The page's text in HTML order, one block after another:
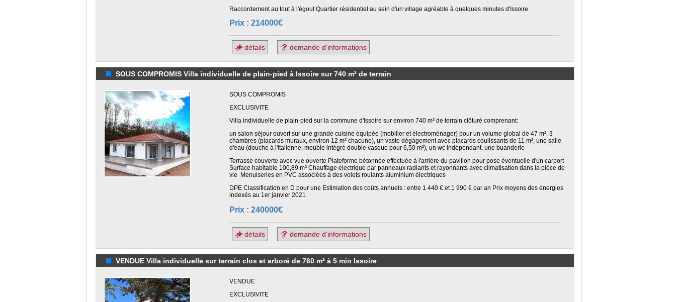
Raccordement au tout à l'égout Quartier résidentiel au sein d'un village agréable à quelques minutes d'Issoire
Prix : 214000€
détails demande d'informations
SOUS COMPROMIS Villa individuelle de plain-pied à Issoire sur 740 m² de terrain
SOUS COMPROMIS
EXCLUSIVITE
Villa individuelle de plain-pied sur la commune d'Issoire sur environ 740 m² de terrain clôturé comprenant:
un salon séjour ouvert sur une grande cuisine équipée (mobilier et électroménager) pour un volume global de 47 m², 3
chambres (placards muraux, environ 12 m² chacune), un vaste dégagement avec placards coulissants de 11 m², une salle
d'eau (douche à l'italienne, meuble intégré double vasque pour 6,50 m²), un wc indépendant, une buanderie
Terrasse couverte avec vue ouverte Plateforme bétonnée effectuée à l'arrière du pavillon pour pose éventuelle d'un carport
Surface habitable 100,89 m² Chauffage electrique par panneaux radiants et rayonnants avec climatisation dans la pièce de
vie Menuiseries en PVC associées à des volets roulants aluminium électriques
DPE Classification en D pour une Estimation des coûts annuels : entre 1 440 € et 1 990 € par an Prix moyens des énergies
indexés au 1er janvier 2021
Prix : 240000€
détails demande d'informations
VENDUE Villa individuelle sur terrain clos et arboré de 760 m² à 5 min Issoire
VENDUE
EXCLUSIVITE